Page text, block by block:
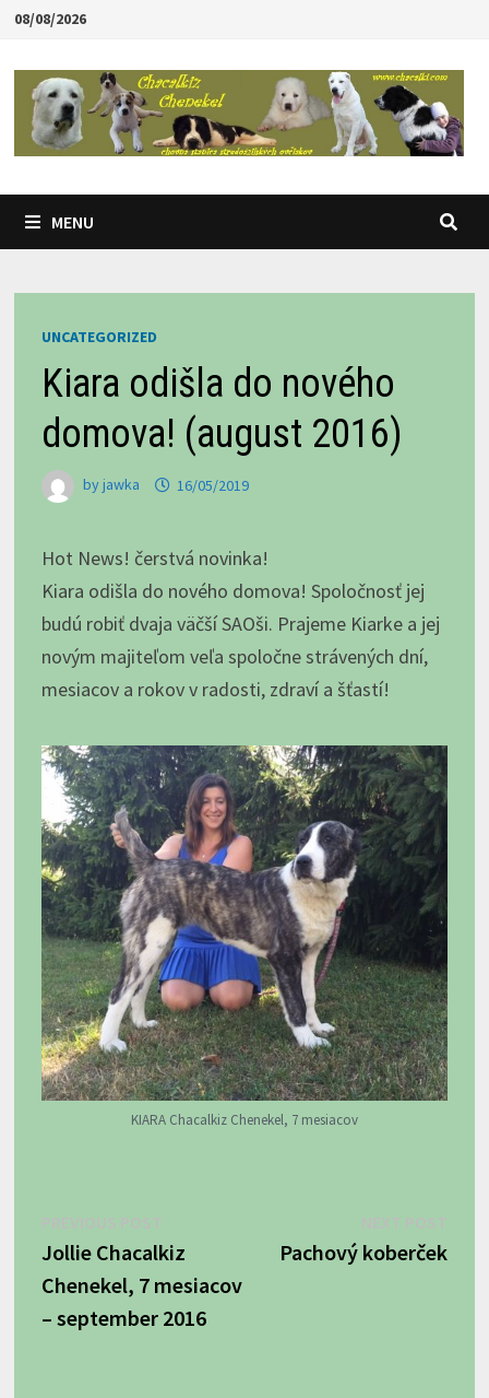
Skip
content
08/08/2026
MENU
UNCATEGORIZED
Kiara odišla do nového
domova! (august 2016)
byjawka 16/05/2019
Hot News! čerstvá novinka!
Kiara odišla do nového domova! Spoločnosť jej
budú robiť dvaja väčší SAOši. Prajeme Kiarke a jej
novým majiteľom veľa spoločne strávených dní,
mesiacov a rokov v radosti, zdraví a šťastí!
KIARA Chacalkiz Chenekel, 7 mesiacov
v
článku
post:
Jollie Chacalkiz
Chenekel, 7 mesiacov
– september 2016
post:
Pachový koberček